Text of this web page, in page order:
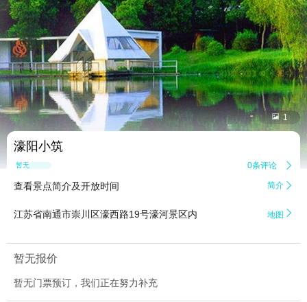
 1
濠阳小筑
暂无点评 0条评论 
查看景点简介及开放时间 简介 
江苏省南通市崇川区濠西路19号濠河景区内 地图 
暂无报价
暂无门票预订，我们正在努力补充
